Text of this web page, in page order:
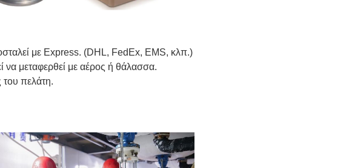
με Express. (DHL, FedEx, EMS, κλπ.)
μεταφερθεί με αέρος ή θάλασσα.
του πελάτη.